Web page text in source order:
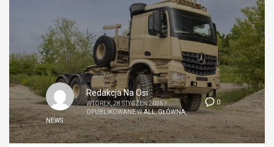
0
Redakcja Na Osi
WTOREK, 28 STYCZEŃ 2025 /
OPUBLIKOWANE WALL,GŁÓWNA,
NEWS